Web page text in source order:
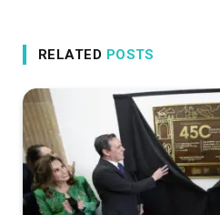
RELATED POSTS